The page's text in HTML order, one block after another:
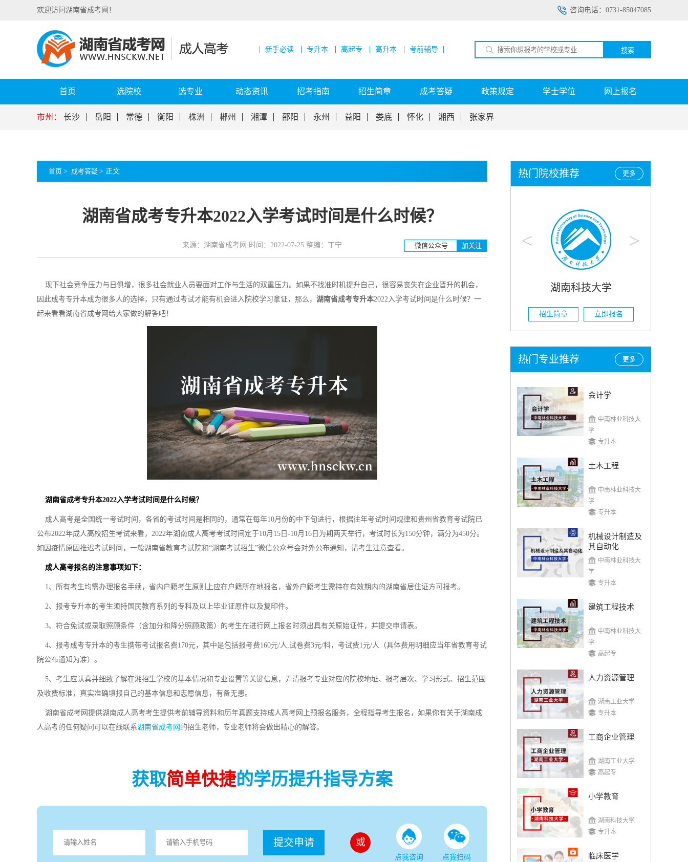
咨询电话：0731-85047085
欢迎访问湖南省成考网！
新手必读 专升本 高起专 高升本 考前辅导 搜索
首页 选院校 选专业 动态资讯 招考指南 招生简章 成考答疑 政策规定 学士学位 网上报名
市州： 长沙 岳阳 常德 衡阳 株洲 郴州 湘潭 邵阳 永州 益阳 娄底 怀化 湘西 张家界
首页 > 成考答疑 > 正文
湖南省成考专升本2022入学考试时间是什么时候？
来源：湖南省成考网 时间：2022-07-25 整编：丁宁 微信公众号 加关注
现下社会竞争压力与日俱增，很多社会就业人员要面对工作与生活的双重压力。如果不找准时机提升自己，很容易丧失在企业晋升的机会，
因此成考专升本成为很多人的选择，只有通过考试才能有机会进入院校学习拿证，那么， 湖南省成考专升本2022入学考试时间是什么时候？一
起来看看湖南省成考网给大家做的解答吧！
湖南省成考专升本2022入学考试时间是什么时候？
成人高考是全国统一考试时间，各省的考试时间是相同的，通常在每年10月份的中下旬进行，根据往年考试时间规律和贵州省教育考试院已
公布2022年成人高校招生考试来看，2022年湖南成人高考考试时间定于10月15日-10月16日为期两天举行，考试时长为150分钟，满分为450分。
如因疫情原因推迟考试时间，一般湖南省教育考试院和“湖南考试招生”微信公众号会对外公布通知，请考生注意查看。
成人高考报名的注意事项如下：
1、所有考生均需办理报名手续，省内户籍考生原则上应在户籍所在地报名，省外户籍考生需持在有效期内的湖南省居住证方可报考。
2、报考专升本的考生须持国民教育系列的专科及以上毕业证原件以及复印件。
3、符合免试或录取照顾条件（含加分和降分照顾政策）的考生在进行网上报名时须出具有关原始证件，并提交申请表。
4、报考成考专升本的考生携带考试报名费170元，其中是包括报考费160元/人,试卷费3元/科，考试费1元/人（具体费用明细应当年省教育考试
院公布通知为准）。
5、考生应认真并细致了解在湘招生学校的基本情况和专业设置等关键信息，弄清报考专业对应的院校地址、报考层次、学习形式、招生范围
及收费标准，真实准确填报自己的基本信息和志愿信息，有备无患。
湖南省成考网提供湖南成人高考考生提供考前辅导资料和历年真题支持成人高考网上预报名服务，全程指导考生报名，如果你有关于湖南成
人高考的任何疑问可以在线联系湖南省成考网 的招生老师，专业老师将会做出精心的解答。
获取简单快捷的学历提升指导方案
提交申请 或
点我咨询 点我扫码
更多
热门院校推荐
< >
湖南工业大学 湖南科技大学 湖南农业大学
招生简章 立即报名
更多
热门专业推荐
会计学
中南林业科技大
学
专升本
土木工程
中南林业科技大
学
专升本
机械设计制造及
其自动化
中南林业科技大
学
专升本
建筑工程技术
中南林业科技大
学
高起专
人力资源管理
湖南工业大学
专升本
工商企业管理
湖南工业大学
高起专
小学教育
湖南科技大学
专升本
临床医学